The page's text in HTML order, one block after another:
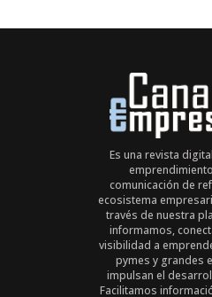
Es una revista
comunicación de
ecosistema
través de nuestra
informamos,
visibilidad a
pymes y grandes
impulsan el
Facilitamos